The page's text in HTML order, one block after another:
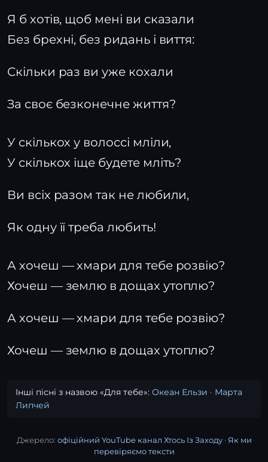
Я б хотів, щоб мені ви сказали
Без брехні, без ридань і виття:
Скільки раз ви уже кохали
За своє безконечне життя?
У скількох у волоссі мліли,
У скількох іще будете мліть?
Ви всіх разом так не любили,
Як одну її треба любить!
А хочеш — хмари для тебе розвію?
Хочеш — землю в дощах утоплю?
А хочеш — хмари для тебе розвію?
Хочеш — землю в дощах утоплю?
Інші пісні з назвою «Для тебе»: Океан Ельзи · Марта
Липчей
Джерело: офіційний YouTube канал Хтось Із Заходу· Як ми
перевіряємо тексти